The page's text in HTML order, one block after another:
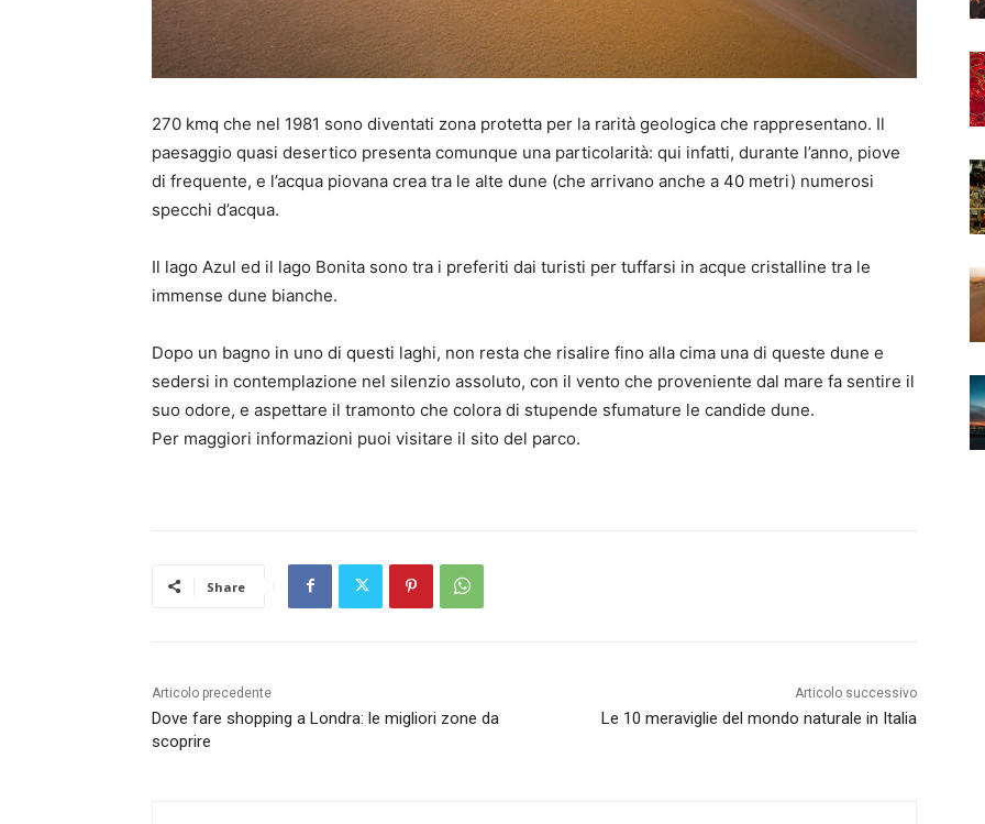
270 kmq che nel 1981 sono diventati zona protetta per la rarità geologica che rappresentano. Il
paesaggio quasi desertico presenta comunque una particolarità: qui infatti, durante l’anno, piove
di frequente, e l’acqua piovana crea tra le alte dune (che arrivano anche a 40 metri) numerosi
specchi d’acqua.
Il lago Azul ed il lago Bonita sono tra i preferiti dai turisti per tuffarsi in acque cristalline tra le
immense dune bianche.
Dopo un bagno in uno di questi laghi, non resta che risalire fino alla cima una di queste dune e
sedersi in contemplazione nel silenzio assoluto, con il vento che proveniente dal mare fa sentire il
suo odore, e aspettare il tramonto che colora di stupende sfumature le candide dune.
Per maggiori informazioni puoi visitare il sito del parco.
Share
Articolo precedente
Dove fare shopping a Londra: le migliori zone da
scoprire
Articolo successivo
Le 10 meraviglie del mondo naturale in Italia